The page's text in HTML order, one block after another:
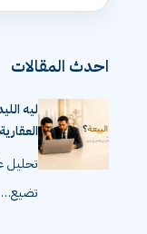
احدث المقالات
ليه
العقارية
تحليل
تضيع…